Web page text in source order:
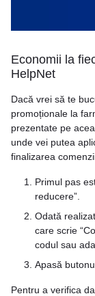
Economii la
HelpNet
Dacă vrei să te
promoționale la
prezentate pe
unde vei putea
finalizarea
Primul pas
reducere”.
Odată
care scrie
codul sau
Apasă
Pentru a verifica